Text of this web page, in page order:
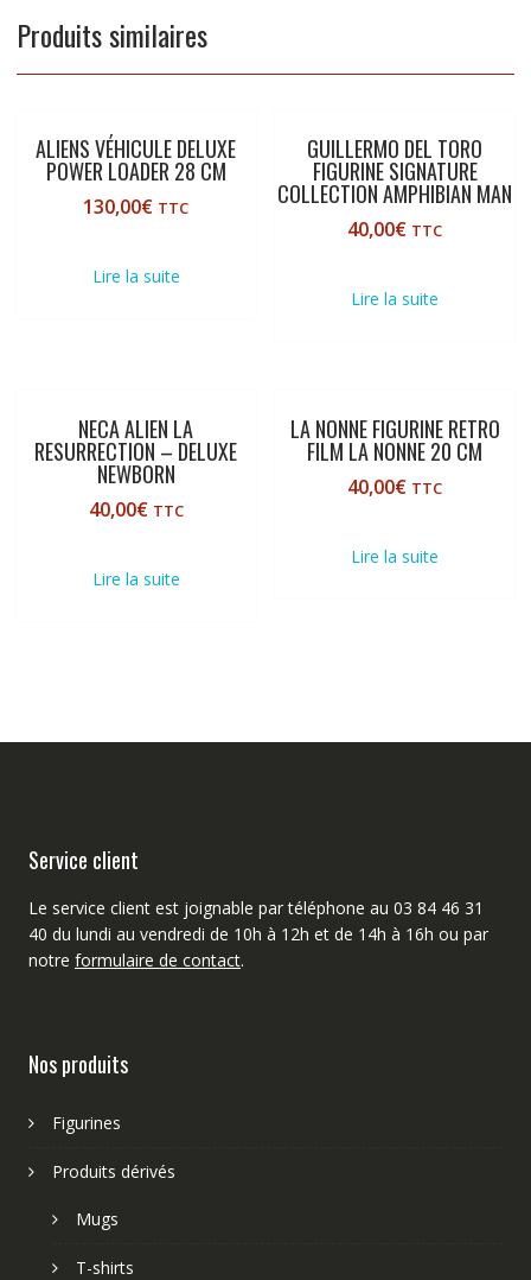
Produits similaires
ALIENS VÉHICULE DELUXE
POWER LOADER 28 CM
130,00€ TTC
Lire la suite
GUILLERMO DEL TORO
FIGURINE SIGNATURE
COLLECTION AMPHIBIAN MAN
40,00€ TTC
Lire la suite
NECA ALIEN LA
RESURRECTION – DELUXE
NEWBORN
40,00€ TTC
Lire la suite
LA NONNE FIGURINE RETRO
FILM LA NONNE 20 CM
40,00€ TTC
Lire la suite
Service client
Le service client est joignable par téléphone au 03 84 46 31
40 du lundi au vendredi de 10h à 12h et de 14h à 16h ou par
notre formulaire de contact.
Nos produits
Figurines
Produits dérivés
Mugs
T-shirts